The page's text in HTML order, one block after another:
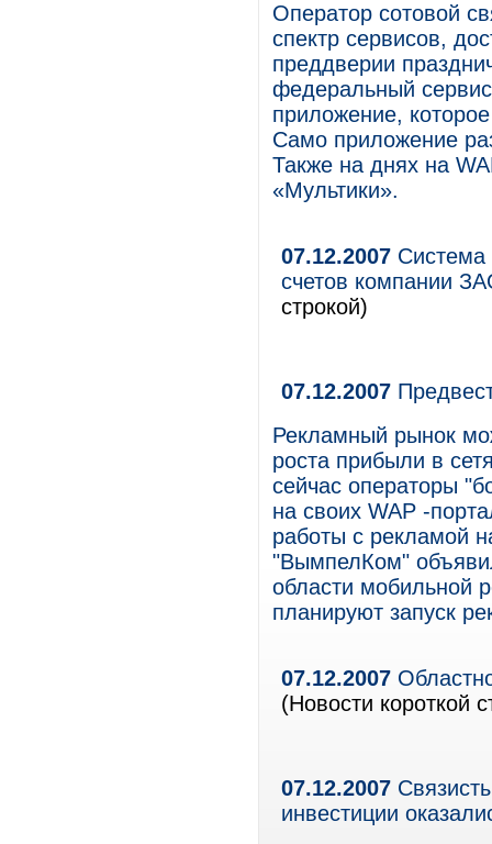
Оператор сотовой
спектр сервисов,
преддверии
федеральный
приложение,
Само приложение
Также на днях на
«Мультики».
07.12.2007 Система
счетов компании
строкой)
07.12.2007
Рекламный рынок
роста прибыли в
сейчас операторы
на своих WAP -
работы с рекламой
"ВымпелКом"
области мобильной
планируют запуск
07.12.2007
(Новости короткой
07.12.2007
инвестиции